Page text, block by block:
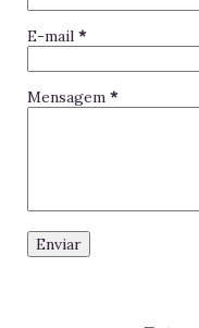
E-mail *
Mensagem *